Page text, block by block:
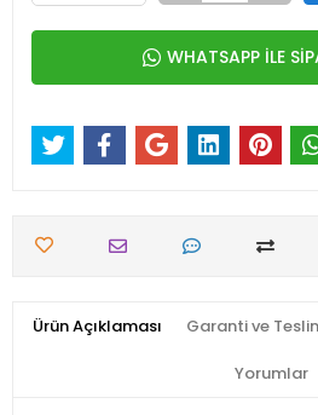
WHATSAPP İLE
Ürün Açıklaması Garanti ve
Yorumlar